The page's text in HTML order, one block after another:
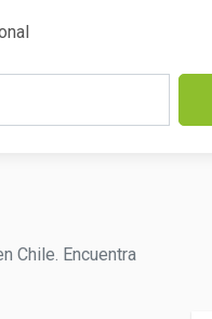
Chile. Encuentra